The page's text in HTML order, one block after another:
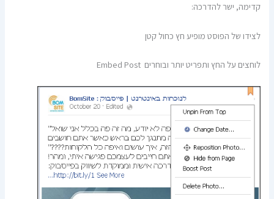
קדימה, ישר להדרכה:
לצידו של הפוסט מופיע חץ כחול קטן
לוחצים על החץ ותפריט יותר ובוחרים Embed Post